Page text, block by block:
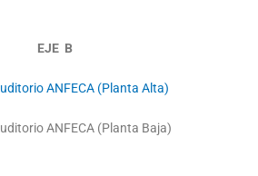
EJE B
ANFECA (Planta Alta)
ANFECA (Planta Baja)